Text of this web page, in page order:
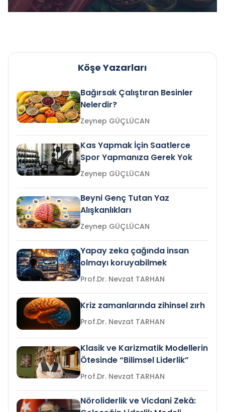
Köşe Yazarları
Bağırsak Çalıştıran Besinler
Nelerdir?
Zeynep GÜÇLÜCAN
Kas Yapmak İçin Saatlerce
Spor Yapmanıza Gerek Yok
Zeynep GÜÇLÜCAN
Beyni Genç Tutan Yaz
Alışkanlıkları
Zeynep GÜÇLÜCAN
Yapay zeka çağında insan
olmayı koruyabilmek
Prof.Dr. Nevzat TARHAN
Kriz zamanlarında zihinsel zırh
Prof.Dr. Nevzat TARHAN
Klasik ve Karizmatik Modellerin
Ötesinde “Bilimsel Liderlik”
Prof.Dr. Nevzat TARHAN
Nöroliderlik ve Vicdani Zekâ: